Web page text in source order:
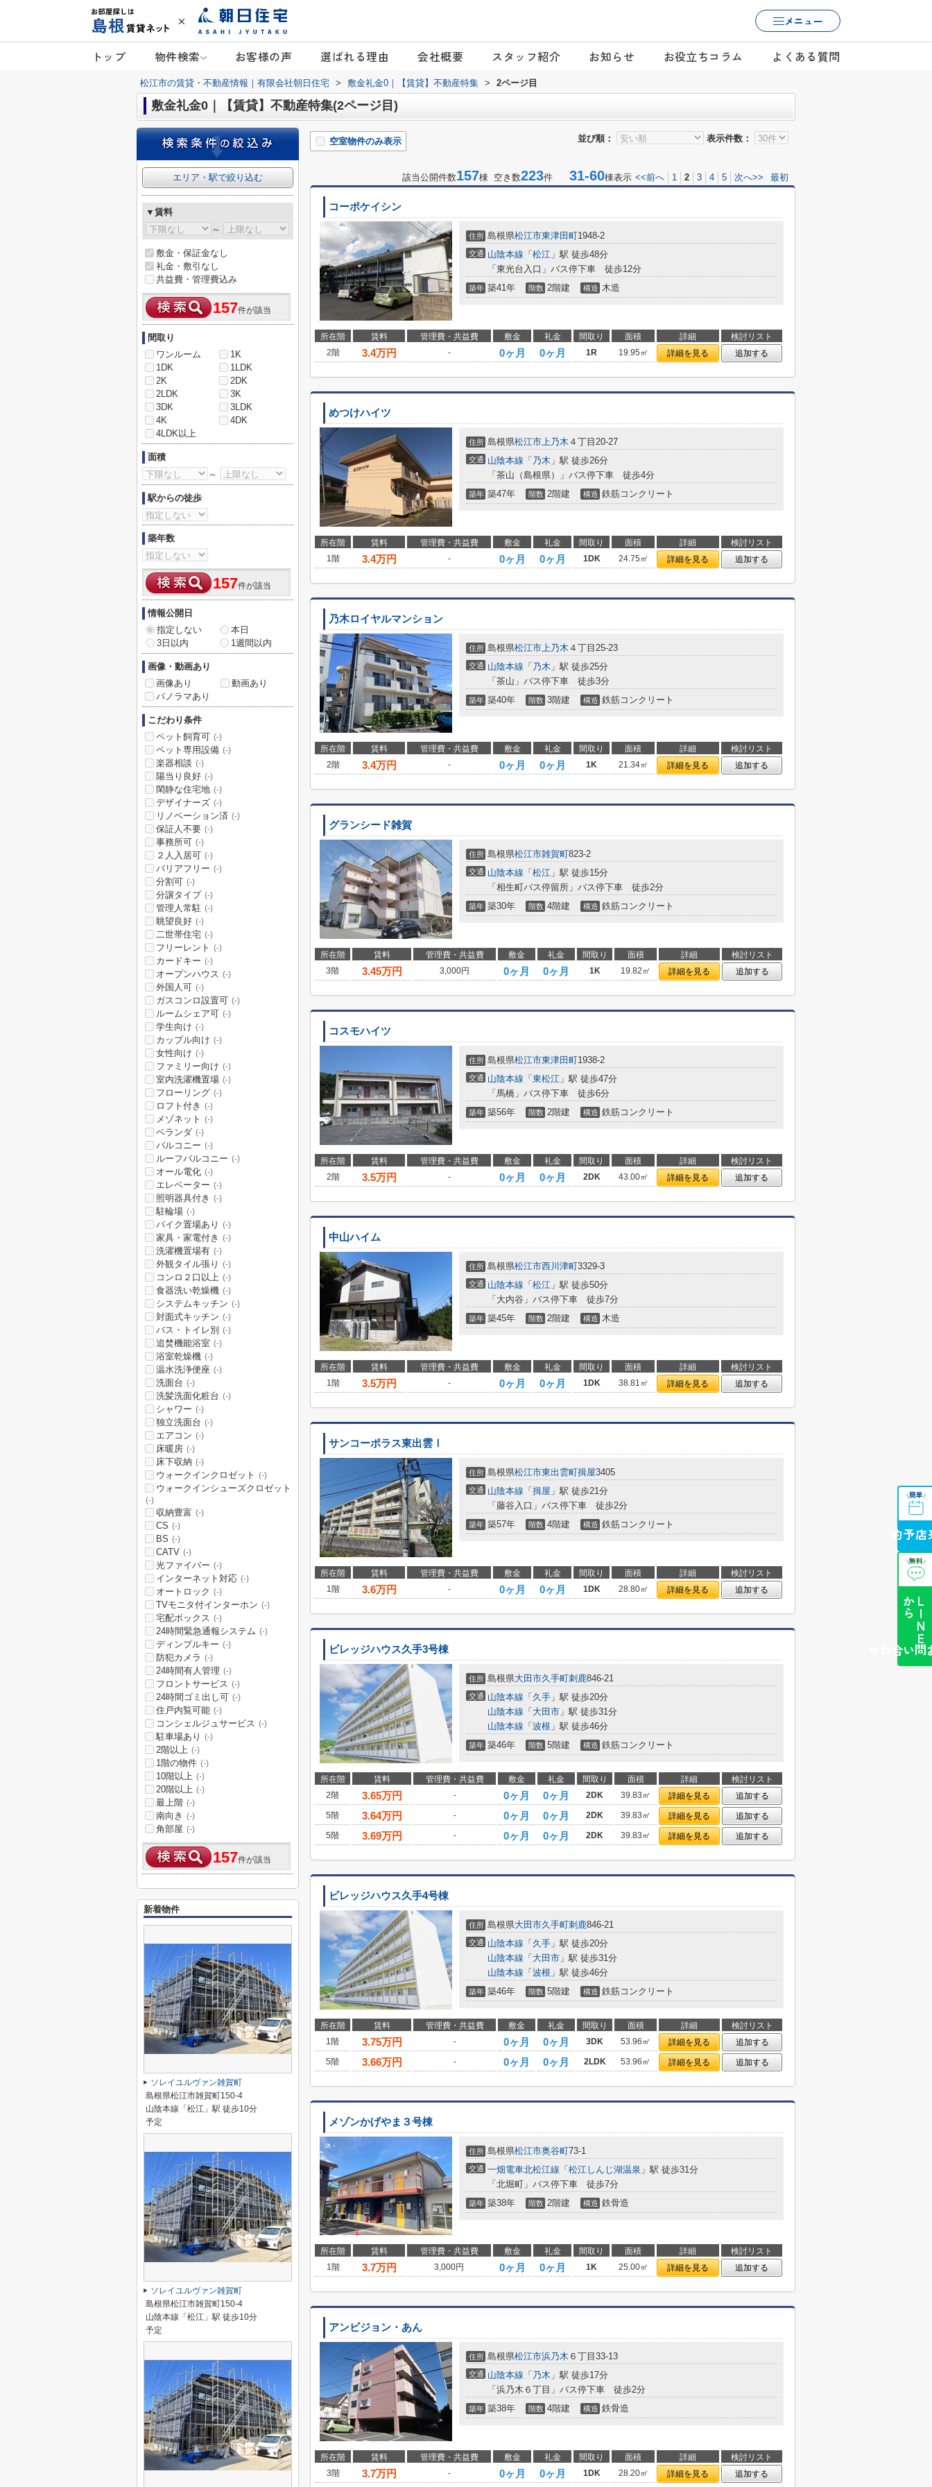
メニュー
トップ 物件検索 お客様の声 選ばれる理由 会社概要 スタッフ紹介 お知らせ お役立ちコラム よくある質問
松江市の賃貸・不動産情報｜有限会社朝日住宅 > 敷金礼金0｜【賃貸】不動産特集 > 2ページ目
敷金礼金0｜【賃貸】不動産特集(2ページ目)
並び順： 表示件数：
空室物件のみ表示
該当公開件数157棟 空き数223件 31-60棟表示 <<前へ 1 2 3 4 5 次へ>> 最初
コーポケイシン
住所 島根県松江市東津田町1948-2
交通 山陰本線 「 松江 」駅 徒歩48分
「東光台入口」バス停下車 徒歩12分
築年 築41年 階数 2階建 構造 木造
所在階 賃料 管理費・共益費 敷金 礼金 間取り 面積 詳細
検討リスト
2階
3.4万円 - 0ヶ月 0ヶ月 1R 19.95㎡ 詳細を見る 追加する
めつけハイツ
住所 島根県松江市上乃木 ４丁目20-27
交通 山陰本線 「 乃木 」駅 徒歩26分
「茶山（島根県）」バス停下車 徒歩4分
築年 築47年 階数 2階建 構造 鉄筋コンクリート
所在階 賃料 管理費・共益費 敷金 礼金 間取り 面積 詳細
検討リスト
1階
3.4万円 - 0ヶ月 0ヶ月 1DK 24.75㎡ 詳細を見る 追加する
乃木ロイヤルマンション
住所 島根県松江市上乃木 ４丁目25-23
交通 山陰本線 「 乃木 」駅 徒歩25分
「茶山」バス停下車 徒歩3分
築年 築40年 階数 3階建 構造 鉄筋コンクリート
所在階 賃料 管理費・共益費 敷金 礼金 間取り 面積 詳細
検討リスト
2階
3.4万円 - 0ヶ月 0ヶ月 1K 21.34㎡ 詳細を見る 追加する
グランシード雑賀
住所 島根県松江市雑賀町823-2
交通 山陰本線 「 松江 」駅 徒歩15分
「相生町バス停留所」バス停下車 徒歩2分
築年 築30年 階数 4階建 構造 鉄筋コンクリート
所在階 賃料 管理費・共益費 敷金 礼金 間取り 面積 詳細
検討リスト
3階
3.45万円 3,000円 0ヶ月 0ヶ月 1K 19.82㎡ 詳細を見る 追加する
コスモハイツ
住所 島根県松江市東津田町1938-2
交通 山陰本線 「 東松江 」駅 徒歩47分
「馬橋」バス停下車 徒歩6分
築年 築56年 階数 2階建 構造 鉄筋コンクリート
所在階 賃料 管理費・共益費 敷金 礼金 間取り 面積 詳細
検討リスト
2階
3.5万円 - 0ヶ月 0ヶ月 2DK 43.00㎡ 詳細を見る 追加する
中山ハイム
住所 島根県松江市西川津町3329-3
交通 山陰本線 「 松江 」駅 徒歩50分
「大内谷」バス停下車 徒歩7分
築年 築45年 階数 2階建 構造 木造
所在階 賃料 管理費・共益費 敷金 礼金 間取り 面積 詳細
検討リスト
1階
3.5万円 - 0ヶ月 0ヶ月 1DK 38.81㎡ 詳細を見る 追加する
サンコーポラス東出雲Ⅰ
住所 島根県松江市東出雲町揖屋3405
交通 山陰本線 「 揖屋 」駅 徒歩21分
「藤谷入口」バス停下車 徒歩2分
築年 築57年 階数 4階建 構造 鉄筋コンクリート
所在階 賃料 管理費・共益費 敷金 礼金 間取り 面積 詳細
検討リスト
1階
3.6万円 - 0ヶ月 0ヶ月 1DK 28.80㎡ 詳細を見る 追加する
ビレッジハウス久手3号棟
住所 島根県大田市久手町刺鹿846-21
交通 山陰本線 「 久手 」駅 徒歩20分
山陰本線 「 大田市 」駅 徒歩31分
山陰本線 「 波根 」駅 徒歩46分
築年 築46年 階数 5階建 構造 鉄筋コンクリート
所在階 賃料 管理費・共益費 敷金 礼金 間取り 面積 詳細
検討リスト
2階
3.65万円 - 0ヶ月 0ヶ月 2DK 39.83㎡ 詳細を見る
追加する
5階
3.64万円 - 0ヶ月 0ヶ月 2DK 39.83㎡ 詳細を見る
追加する
5階
3.69万円 - 0ヶ月 0ヶ月 2DK 39.83㎡ 詳細を見る 追加する
ビレッジハウス久手4号棟
住所 島根県大田市久手町刺鹿846-21
交通 山陰本線 「 久手 」駅 徒歩20分
山陰本線 「 大田市 」駅 徒歩31分
山陰本線 「 波根 」駅 徒歩46分
築年 築46年 階数 5階建 構造 鉄筋コンクリート
所在階 賃料 管理費・共益費 敷金 礼金 間取り 面積 詳細
検討リスト
1階
3.75万円 - 0ヶ月 0ヶ月 3DK 53.96㎡ 詳細を見る
追加する
5階
3.66万円 - 0ヶ月 0ヶ月 2LDK 53.96㎡ 詳細を見る 追加する
メゾンかげやま３号棟
住所 島根県松江市奥谷町73-1
交通 一畑電車北松江線 「 松江しんじ湖温泉 」駅 徒歩31分
「北堀町」バス停下車 徒歩7分
築年 築38年 階数 2階建 構造 鉄骨造
所在階 賃料 管理費・共益費 敷金 礼金 間取り 面積 詳細
検討リスト
1階
3.7万円 3,000円 0ヶ月 0ヶ月 1K 25.00㎡ 詳細を見る 追加する
アンビジョン・あん
住所 島根県松江市浜乃木 ６丁目33-13
交通 山陰本線 「 乃木 」駅 徒歩17分
「浜乃木６丁目」バス停下車 徒歩2分
築年 築38年 階数 4階建 構造 鉄骨造
所在階 賃料 管理費・共益費 敷金 礼金 間取り 面積 詳細
検討リスト
3階
3.7万円 - 0ヶ月 0ヶ月 1DK 28.20㎡ 詳細を見る 追加する
エリア・駅で絞り込む
▼賃料
～
敷金・保証金なし
礼金・敷引なし
共益費・管理費込み
157件が該当
間取り
ワンルーム
1K
1DK
1LDK
2K
2DK
2LDK
3K
3DK
3LDK
4K
4DK
4LDK以上
面積
～
駅からの徒歩
築年数
157件が該当
情報公開日
指定しない
本日
3日以内
1週間以内
画像・動画あり
画像あり
動画あり
パノラマあり
こだわり条件
ペット飼育可 (-)
ペット専用設備 (-)
楽器相談 (-)
陽当り良好 (-)
閑静な住宅地 (-)
デザイナーズ (-)
リノベーション済 (-)
保証人不要 (-)
事務所可 (-)
２人入居可 (-)
バリアフリー (-)
分割可 (-)
分譲タイプ (-)
管理人常駐 (-)
眺望良好 (-)
二世帯住宅 (-)
フリーレント (-)
カードキー (-)
オープンハウス (-)
外国人可 (-)
ガスコンロ設置可 (-)
ルームシェア可 (-)
学生向け (-)
カップル向け (-)
女性向け (-)
ファミリー向け (-)
室内洗濯機置場 (-)
フローリング (-)
ロフト付き (-)
メゾネット (-)
ベランダ (-)
バルコニー (-)
ルーフバルコニー (-)
オール電化 (-)
エレベーター (-)
照明器具付き (-)
駐輪場 (-)
バイク置場あり (-)
家具・家電付き (-)
洗濯機置場有 (-)
外観タイル張り (-)
コンロ２口以上 (-)
食器洗い乾燥機 (-)
システムキッチン (-)
対面式キッチン (-)
バス・トイレ別 (-)
追焚機能浴室 (-)
浴室乾燥機 (-)
温水洗浄便座 (-)
洗面台 (-)
洗髪洗面化粧台 (-)
シャワー (-)
独立洗面台 (-)
エアコン (-)
床暖房 (-)
床下収納 (-)
ウォークインクロゼット (-)
ウォークインシューズクロゼット
(-)
収納豊富 (-)
CS (-)
BS (-)
CATV (-)
光ファイバー (-)
インターネット対応 (-)
オートロック (-)
TVモニタ付インターホン (-)
宅配ボックス (-)
24時間緊急通報システム (-)
ディンプルキー (-)
防犯カメラ (-)
24時間有人管理 (-)
フロントサービス (-)
24時間ゴミ出し可 (-)
住戸内覧可能 (-)
コンシェルジュサービス (-)
駐車場あり (-)
2階以上 (-)
1階の物件 (-)
10階以上 (-)
20階以上 (-)
最上階 (-)
南向き (-)
角部屋 (-)
157件が該当
新着物件
ソレイユルヴァン雑賀町
島根県松江市雑賀町150-4
山陰本線「松江」駅 徒歩10分
予定
ソレイユルヴァン雑賀町
島根県松江市雑賀町150-4
山陰本線「松江」駅 徒歩10分
予定
\簡単/
来店予約
\無料/
L
I
N
E
か
ら